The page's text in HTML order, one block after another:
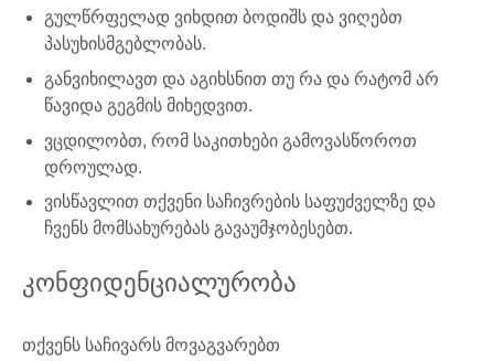
გულწრფელად ვიხდით ბოდიშს და ვიღებთ
პასუხისმგებლობას.
განვიხილავთ და აგიხსნით თუ რა და რატომ არ
წავიდა გეგმის მიხედვით.
ვცდილობთ, რომ საკითხები გამოვასწოროთ
დროულად.
ვისწავლით თქვენი საჩივრების საფუძველზე და
ჩვენს მომსახურებას გავაუმჯობესებთ.
კონფიდენციალურობა
თქვენს საჩივარს მოვაგვარებთ